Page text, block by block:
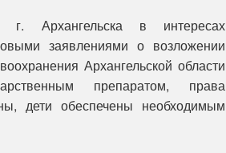
г. Архангельска в интересах
заявлениями о возложении
Архангельской области
препаратом, права
дети обеспечены необходимым